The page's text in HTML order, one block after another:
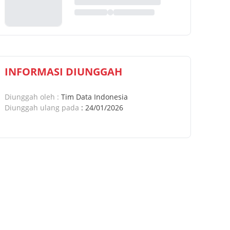
INFORMASI DIUNGGAH
Diunggah oleh : Tim Data Indonesia
Diunggah ulang pada : 24/01/2026